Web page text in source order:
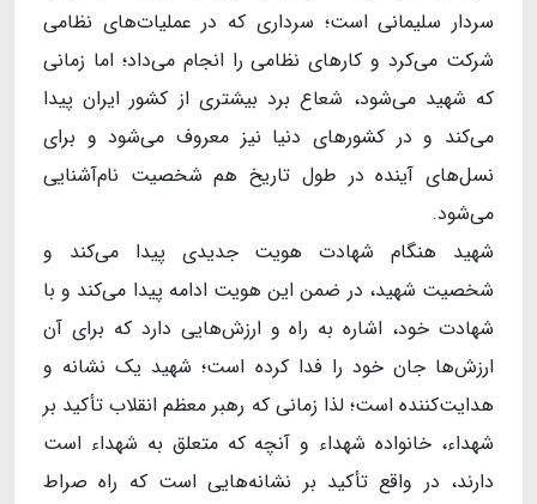
سردار سلیمانی است؛ سرداری که در عملیات‌های نظامی
شرکت می‌کرد و کارهای نظامی را انجام می‌داد؛ اما زمانی
که شهید می‌شود، شعاع برد بیشتری از کشور ایران پیدا
می‌کند و در کشورهای دنیا نیز معروف می‌شود و برای
نسل‌های آینده در طول تاریخ هم شخصیت نام‌آشنایی
می‌شود.
شهید هنگام شهادت هویت جدیدی پیدا می‌کند و
شخصیت شهید، در ضمن این هویت ادامه پیدا می‌کند و با
شهادت خود، اشاره به راه و ارزش‌هایی دارد که برای آن
ارزش‌ها جان خود را فدا کرده است؛ شهید یک نشانه و
هدایت‌کننده است؛ لذا زمانی که رهبر معظم انقلاب تأکید بر
شهداء، خانواده شهداء و آنچه که متعلق به شهداء است
دارند، در واقع تأکید بر نشانه‌هایی است که راه صراط